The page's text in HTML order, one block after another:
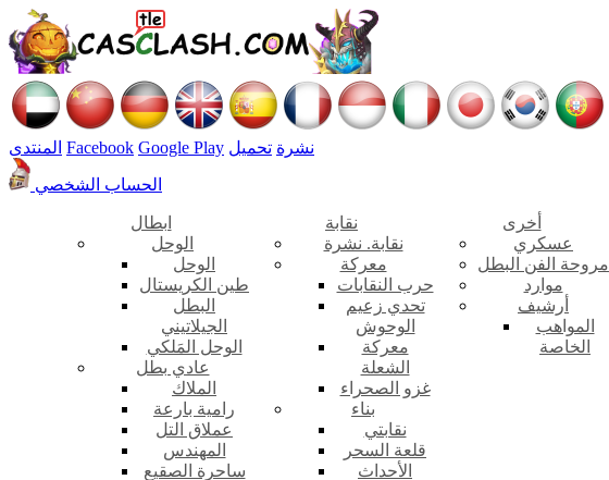
المنتدى Facebook Google Play نشرة تحميل
الحساب الشخصي
ابطال
الوحل
الوحل
طين الكريستال
البطل
الجيلاتيني
الوحل المَلكي
عادي بطل
الملاك
رامية بارعة
عملاق التل
المهندس
ساحرة الصقيع
نقابة
نقابة. نشرة
معركة
حرب النقابات
تحدي زعيم
الوحوش
معركة
الشعلة
غزو الصحراء
بناء
نقابتي
قلعة السحر
الأحداث
أخرى
عسكري
مروحة الفن البطل
موارد
أرشيف
المواهب
الخاصة